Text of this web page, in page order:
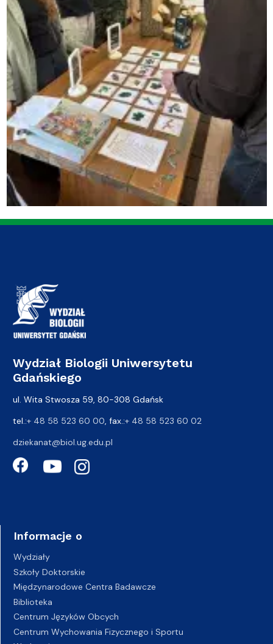
Wydział Biologii Uniwersytetu
Gdańskiego
ul. Wita Stwosza 59, 80-308 Gdańsk
tel.:+ 48 58 523 60 00, fax.:+ 48 58 523 60 02
dziekanat@biol.ug.edu.pl
Informacje o
Wydziały
Szkoły Doktorskie
Międzynarodowe Centra Badawcze
Biblioteka
Centrum Języków Obcych
Centrum Wychowania Fizycznego i Sportu